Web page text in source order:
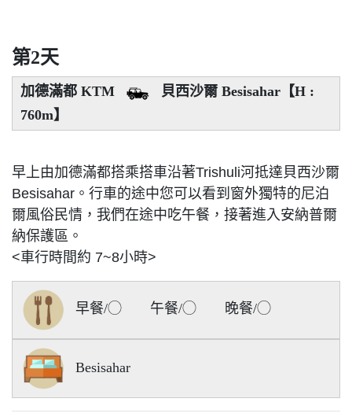
第2天
加德滿都 KTM
貝西沙爾 Besisahar【H :
760m】
早上由加德滿都搭乘搭車沿著Trishuli河抵達貝西沙爾
Besisahar。行車的途中您可以看到窗外獨特的尼泊
爾風俗民情，我們在途中吃午餐，接著進入安納普爾
納保護區。
<車行時間約 7~8小時>
早餐/◯ 午餐/◯ 晚餐/◯
Besisahar